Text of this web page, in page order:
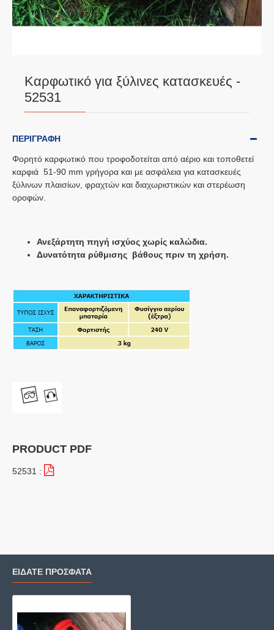
Καρφωτικό για ξύλινες κατασκευές -
52531
ΠΕΡΙΓΡΑΦΉ
Φορητό καρφωτικό που τροφοδοτείται από αέριο και τοποθετεί
καρφιά 51-90 mm γρήγορα και με ασφάλεια για κατασκευές
ξύλινων πλαισίων, φραχτών και διαχωριστικών και στερέωση
οροφών.
Ανεξάρτητη πηγή ισχύος χωρίς καλώδια.
Δυνατότητα ρύθμισης βάθους πριν τη χρήση.
PRODUCT PDF
52531 :
ΕΙΔΑΤΕ ΠΡΟΣΦΑΤΑ